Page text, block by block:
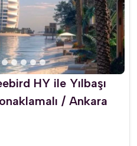
HY ile Yılbaşı
/ Ankara